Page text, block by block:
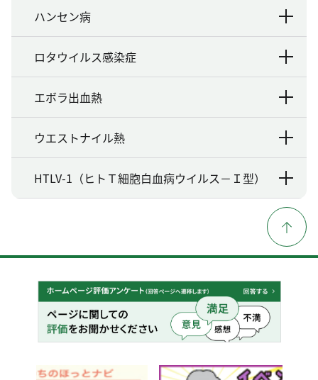
ハンセン病
ロタウイルス感染症
エボラ出血熱
ウエストナイル熱
HTLV-1（ヒトＴ細胞白血病ウイルス－Ｉ型）